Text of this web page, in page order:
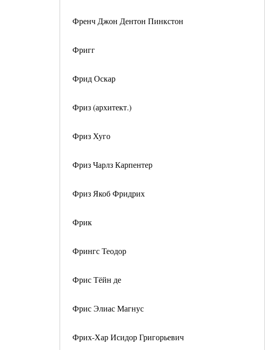
Френч Джон Дентон Пинкстон
Фригг
Фрид Оскар
Фриз (архитект.)
Фриз Хуго
Фриз Чарлз Карпентер
Фриз Якоб Фридрих
Фрик
Фрингс Теодор
Фрис Тёйн де
Фрис Элиас Магнус
Фрих-Хар Исидор Григорьевич